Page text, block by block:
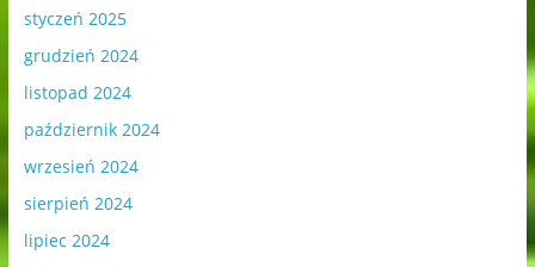
styczeń 2025
grudzień 2024
listopad 2024
październik 2024
wrzesień 2024
sierpień 2024
lipiec 2024